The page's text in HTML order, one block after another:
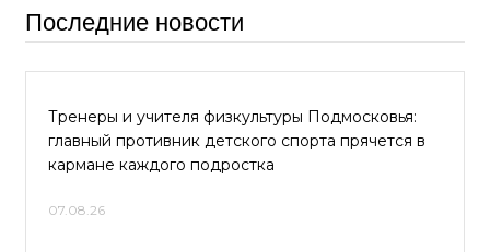
Последние новости
Тренеры и учителя физкультуры Подмосковья:
главный противник детского спорта прячется в
кармане каждого подростка
07.08.26